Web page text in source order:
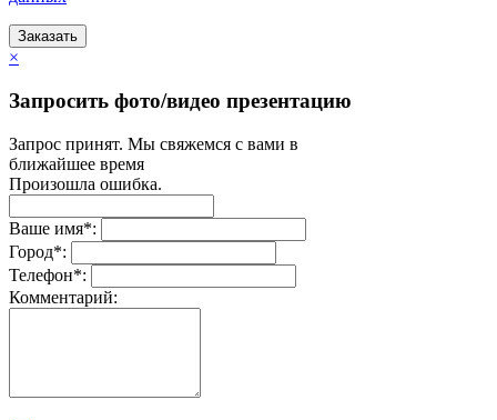
Заказать
×
Запросить фото/видео презентацию
Запрос принят. Мы свяжемся с вами в
ближайшее время
Произошла ошибка.
Ваше имя*:
Город*:
Телефон*:
Комментарий: